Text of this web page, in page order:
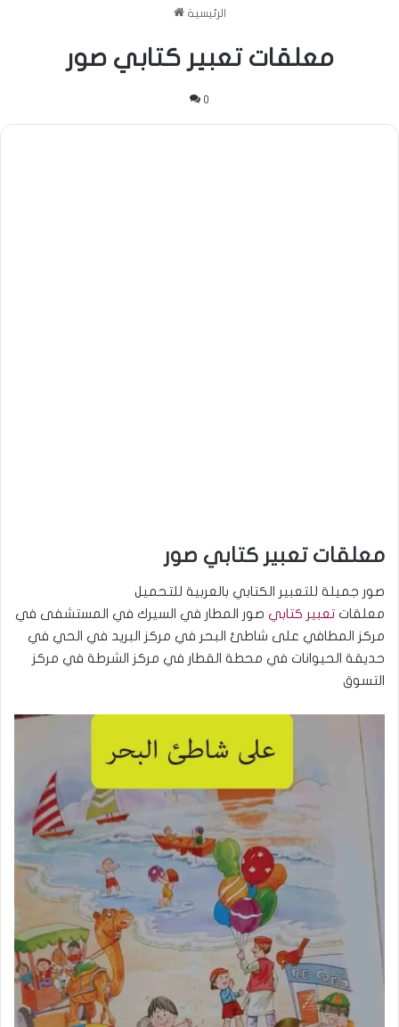
الرئيسية
معلقات تعبير كتابي صور
0
معلقات تعبير كتابي صور
صور جميلة للتعبير الكتابي بالعربية للتحميل
معلقات تعبير كتابي صور المطار في السيرك في المستشفى في
مركز المطافي على شاطئ البحر في مركز البريد في الحي في
حديقة الحيوانات في محطة القطار في مركز الشرطة في مركز
التسوق